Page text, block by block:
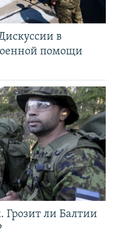
в
помощи
Грозит ли Балтии